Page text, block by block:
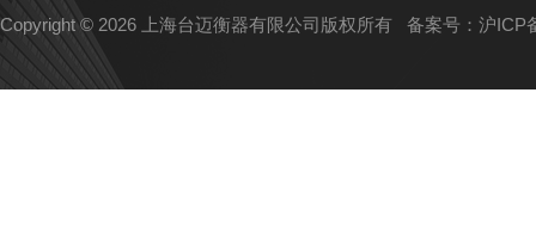
Copyright © 2026 上海台迈衡器有限公司版权所有 备案号：沪ICP